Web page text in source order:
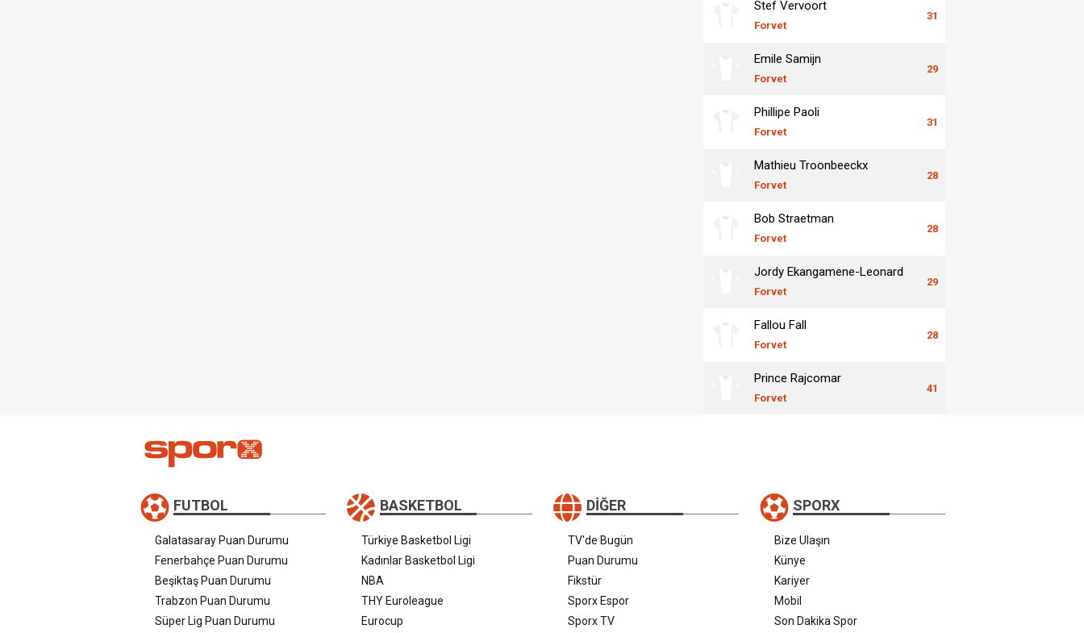
Stef Vervoort
Forvet
31
Emile Samijn
Forvet
29
Phillipe Paoli
Forvet
31
Mathieu Troonbeeckx
Forvet
28
Bob Straetman
Forvet
28
Jordy Ekangamene-Leonard
Forvet
29
Fallou Fall
Forvet
28
Prince Rajcomar
Forvet
41
FUTBOL
Galatasaray Puan Durumu
Fenerbahçe Puan Durumu
Beşiktaş Puan Durumu
Trabzon Puan Durumu
Süper Lig Puan Durumu
BASKETBOL
Türkiye Basketbol Ligi
Kadınlar Basketbol Ligi
NBA
THY Euroleague
Eurocup
DIĞER
TV'de Bugün
Puan Durumu
Fikstür
Sporx Espor
Sporx TV
SPORX
Bize Ulaşın
Künye
Kariyer
Mobil
Son Dakika Spor